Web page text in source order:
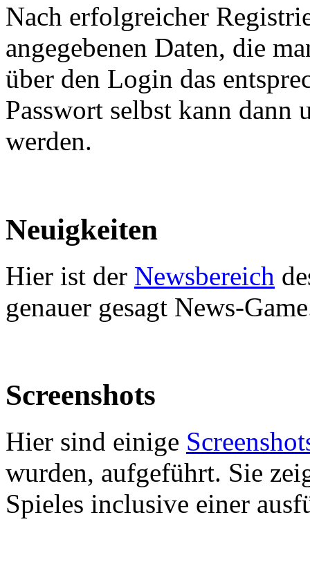
Nach erfolgreicher
angegebenen Daten, die
über den Login das
Passwort selbst kann dann
werden.
Neuigkeiten
Hier ist der Newsbereich
genauer gesagt News-
Screenshots
Hier sind einige
wurden, aufgeführt. Sie
Spieles inclusive einer